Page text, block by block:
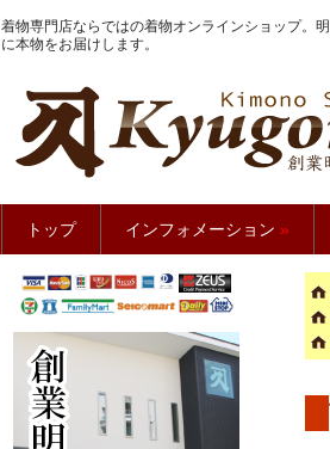
着物専門店ならではの着物オンラインショップ。
に本物をお届けします。
きもの館
トップ インフォメーション »